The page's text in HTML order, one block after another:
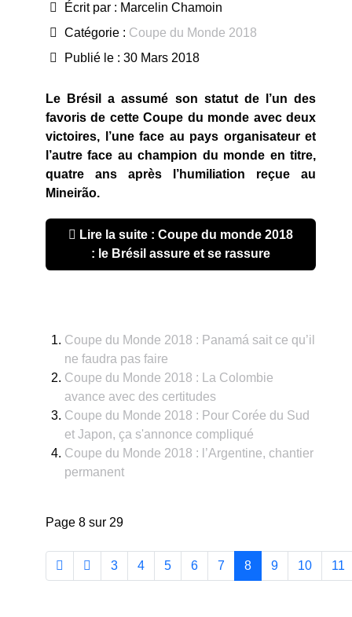
Écrit par : Marcelin Chamoin
Catégorie : Coupe du Monde 2018
Publié le : 30 Mars 2018
Le Brésil a assumé son statut de l’un des
favoris de cette Coupe du monde avec deux
victoires, l’une face au pays organisateur et
l’autre face au champion du monde en titre,
quatre ans après l’humiliation reçue au
Mineirão.
Lire la suite : Coupe du monde 2018
: le Brésil assure et se rassure
Coupe du Monde 2018 : Panamá sait ce qu’il
ne faudra pas faire
Coupe du Monde 2018 : La Colombie
avance avec des certitudes
Coupe du Monde 2018 : Pour Corée du Sud
et Japon, ça s'annonce compliqué
Coupe du Monde 2018 : l’Argentine, chantier
permanent
Page 8 sur 29
3 4 5 6 7 8 9 10 11